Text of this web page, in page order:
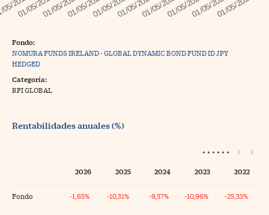
Fondo:
NOMURA FUNDS IRELAND - GLOBAL DYNAMIC BOND FUND ID JPY
HEDGED
Categoría:
RFI GLOBAL
Rentabilidades anuales (%)
2026 2025 2024 2023 2022
Fondo -1,65% -10,31% -9,37% -10,96% -25,33%